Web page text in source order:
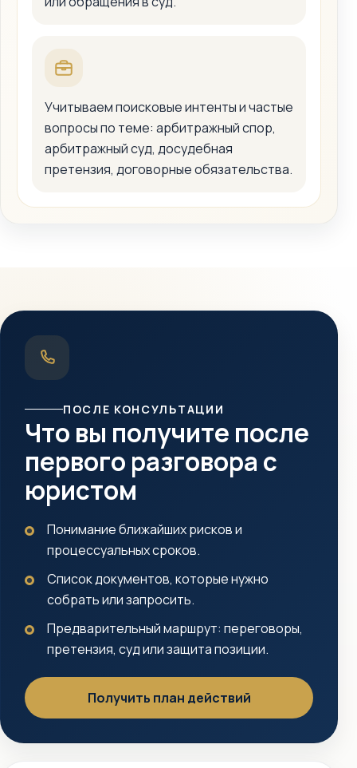
Учитываем поисковые интенты и частые
вопросы по теме: арбитражный спор,
арбитражный суд, досудебная
претензия, договорные обязательства.
ПОСЛЕ КОНСУЛЬТАЦИИ
Что вы получите после
первого разговора с
юристом
Понимание ближайших рисков и
процессуальных сроков.
Список документов, которые нужно
собрать или запросить.
Предварительный маршрут: переговоры,
претензия, суд или защита позиции.
Получить план действий